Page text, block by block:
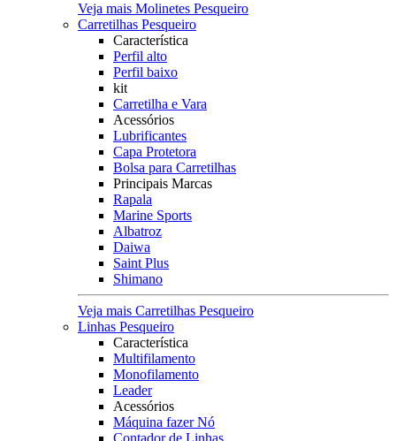
Veja mais Molinetes Pesqueiro
Carretilhas Pesqueiro
Característica
Perfil alto
Perfil baixo
kit
Carretilha e Vara
Acessórios
Lubrificantes
Capa Protetora
Bolsa para Carretilhas
Principais Marcas
Rapala
Marine Sports
Albatroz
Daiwa
Saint Plus
Shimano
Veja mais Carretilhas Pesqueiro
Linhas Pesqueiro
Característica
Multifilamento
Monofilamento
Leader
Acessórios
Máquina fazer Nó
Contador de Linhas